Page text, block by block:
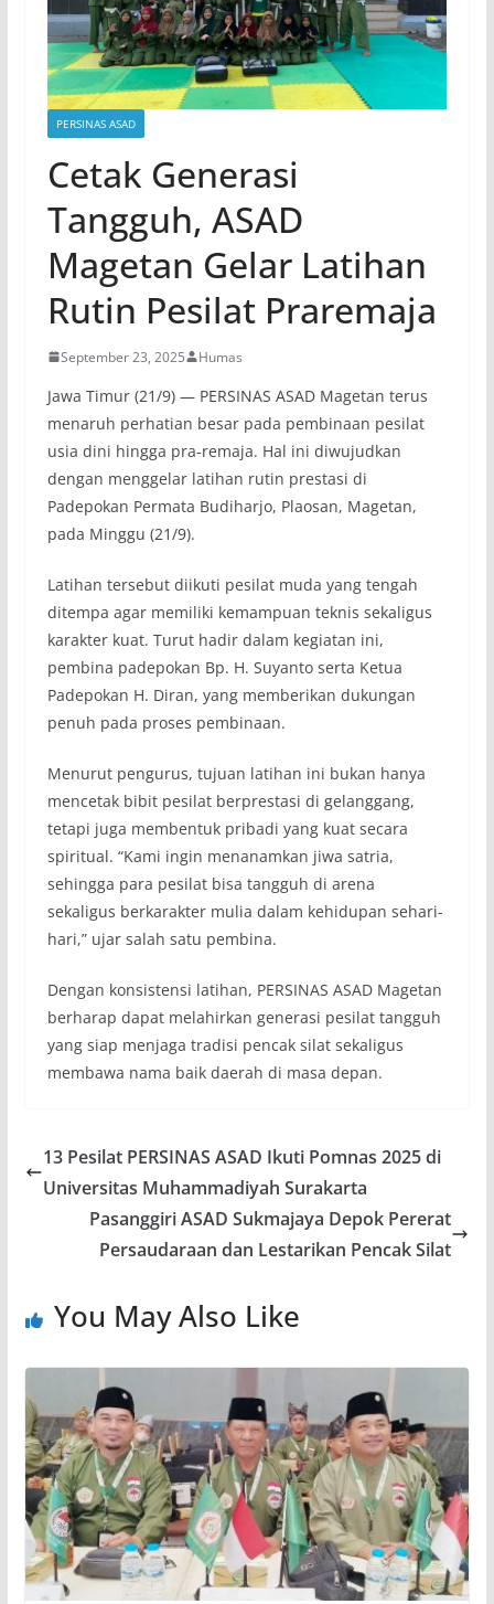
PERSINAS ASAD
Cetak Generasi
Tangguh, ASAD
Magetan Gelar Latihan
Rutin Pesilat Praremaja
September 23, 2025 Humas
Jawa Timur (21/9) — PERSINAS ASAD Magetan terus
menaruh perhatian besar pada pembinaan pesilat
usia dini hingga pra-remaja. Hal ini diwujudkan
dengan menggelar latihan rutin prestasi di
Padepokan Permata Budiharjo, Plaosan, Magetan,
pada Minggu (21/9).
Latihan tersebut diikuti pesilat muda yang tengah
ditempa agar memiliki kemampuan teknis sekaligus
karakter kuat. Turut hadir dalam kegiatan ini,
pembina padepokan Bp. H. Suyanto serta Ketua
Padepokan H. Diran, yang memberikan dukungan
penuh pada proses pembinaan.
Menurut pengurus, tujuan latihan ini bukan hanya
mencetak bibit pesilat berprestasi di gelanggang,
tetapi juga membentuk pribadi yang kuat secara
spiritual. “Kami ingin menanamkan jiwa satria,
sehingga para pesilat bisa tangguh di arena
sekaligus berkarakter mulia dalam kehidupan sehari-
hari,” ujar salah satu pembina.
Dengan konsistensi latihan, PERSINAS ASAD Magetan
berharap dapat melahirkan generasi pesilat tangguh
yang siap menjaga tradisi pencak silat sekaligus
membawa nama baik daerah di masa depan.
13 Pesilat PERSINAS ASAD Ikuti Pomnas 2025 di
Universitas Muhammadiyah Surakarta
Pasanggiri ASAD Sukmajaya Depok Pererat
Persaudaraan dan Lestarikan Pencak Silat
You May Also Like